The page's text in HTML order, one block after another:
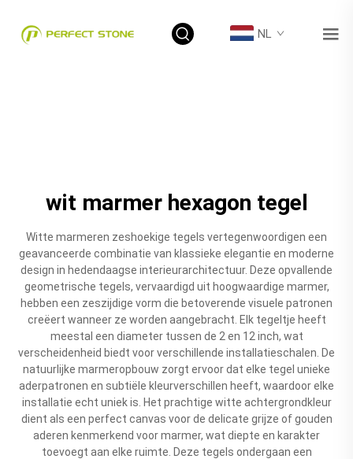
NL
wit marmer hexagon tegel
Witte marmeren zeshoekige tegels vertegenwoordigen een
geavanceerde combinatie van klassieke elegantie en moderne
design in hedendaagse interieurarchitectuur. Deze opvallende
geometrische tegels, vervaardigd uit hoogwaardige marmer,
hebben een zeszijdige vorm die betoverende visuele patronen
creëert wanneer ze worden aangebracht. Elk tegeltje heeft
meestal een diameter tussen de 2 en 12 inch, wat
verscheidenheid biedt voor verschillende installatieschalen. De
natuurlijke marmeropbouw zorgt ervoor dat elke tegel unieke
aderpatronen en subtiële kleurverschillen heeft, waardoor elke
installatie echt uniek is. Het prachtige witte achtergrondkleur
dient als een perfect canvas voor de delicate grijze of gouden
aderen kenmerkend voor marmer, wat diepte en karakter
toevoegt aan elke ruimte. Deze tegels ondergaan een